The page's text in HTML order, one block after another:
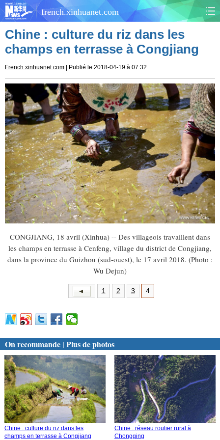
french.xinhuanet.com
CHINE MONDE
CULTURE SOCIÉTÉ
SANTÉ SPORTS
SCI&TECH PLANÈTE
TOURISME DOCUMENTS
DOSSIERS PHOTOS
VIDÉOS
Chine : culture du riz dans les
champs en terrasse à Congjiang
French.xinhuanet.com | Publié le 2018-04-19 à 07:32
CONGJIANG, 18 avril (Xinhua) -- Des villageois travaillent dans
les champs en terrasse à Cenfeng, village du district de Congjiang,
dans la province du Guizhou (sud-ouest), le 17 avril 2018. (Photo :
Wu Dejun)
1 2 3 4
On recommande | Plus de photos
Chine : culture du riz dans les
champs en terrasse à Congjiang
Chine : réseau routier rural à
Chongqing